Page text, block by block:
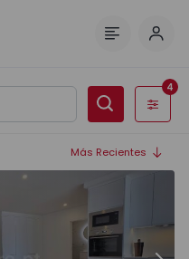
Filtros
4
Más Recientes
- 2